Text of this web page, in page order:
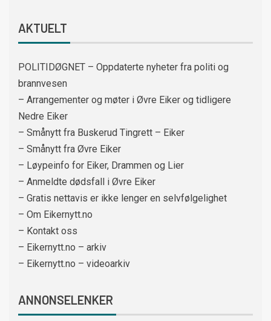
AKTUELT
POLITIDØGNET – Oppdaterte nyheter fra politi og
brannvesen
– Arrangementer og møter i Øvre Eiker og tidligere
Nedre Eiker
– Smånytt fra Buskerud Tingrett – Eiker
– Smånytt fra Øvre Eiker
– Løypeinfo for Eiker, Drammen og Lier
– Anmeldte dødsfall i Øvre Eiker
– Gratis nettavis er ikke lenger en selvfølgelighet
– Om Eikernytt.no
– Kontakt oss
– Eikernytt.no – arkiv
– Eikernytt.no – videoarkiv
ANNONSELENKER